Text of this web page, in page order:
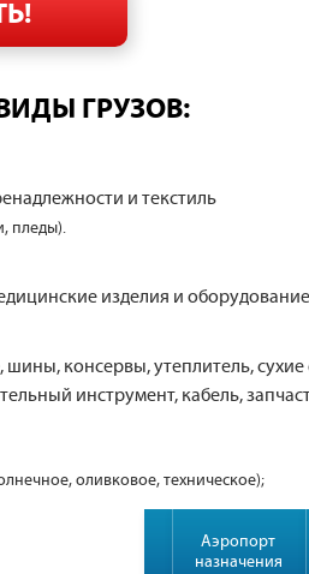
ГРУЗОВ:
и текстиль
пледы).
изделия и
консервы, утеплитель,
инструмент, кабель,
оливковое, техническое);
Аэропорт
назначения